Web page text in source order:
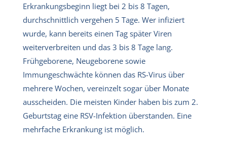
Erkrankungsbeginn liegt bei 2 bis 8 Tagen,
durchschnittlich vergehen 5 Tage. Wer infiziert
wurde, kann bereits einen Tag später Viren
weiterverbreiten und das 3 bis 8 Tage lang.
Frühgeborene, Neugeborene sowie
Immungeschwächte können das RS-Virus über
mehrere Wochen, vereinzelt sogar über Monate
ausscheiden. Die meisten Kinder haben bis zum 2.
Geburtstag eine RSV-Infektion überstanden. Eine
mehrfache Erkrankung ist möglich.